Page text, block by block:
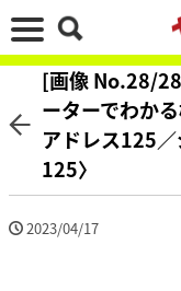
[画像 No.28/
ーターでわか
アドレス125
125〉
2023/04/17